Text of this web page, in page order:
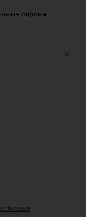
оправы